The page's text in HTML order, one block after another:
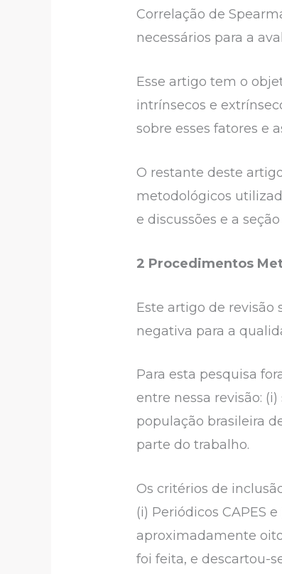
Correlação de
necessários para a
Esse artigo tem o
intrínsecos e
sobre esses fatores e
O restante deste
metodológicos
e discussões e a
2 Procedimentos
Este artigo de
negativa para a
Para esta pesquisa
entre nessa revisão:
população brasileira
parte do trabalho.
Os critérios de
(i) Periódicos CAPES e
aproximadamente
foi feita, e descartou-